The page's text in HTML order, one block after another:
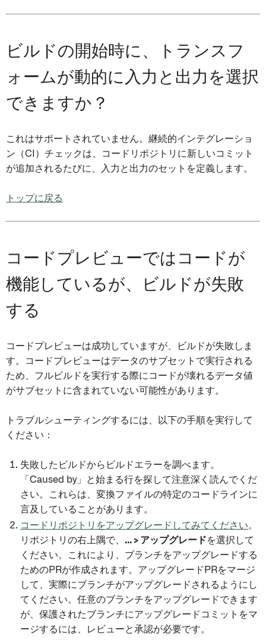
ビルドの開始時に、トランスフ
ォームが動的に入力と出力を選択
できますか？
これはサポートされていません。継続的インテグレーショ
ン（CI）チェックは、コードリポジトリに新しいコミット
が追加されるたびに、入力と出力のセットを定義します。
トップに戻る
コードプレビューではコードが
機能しているが、ビルドが失敗
する
コードプレビューは成功していますが、ビルドが失敗しま
す。コードプレビューはデータのサブセットで実行される
ため、フルビルドを実行する際にコードが壊れるデータ値
がサブセットに含まれていない可能性があります。
トラブルシューティングするには、以下の手順を実行して
ください：
失敗したビルドからビルドエラーを調べます。
「Caused by」と始まる行を探して注意深く読んでくだ
さい。これらは、変換ファイルの特定のコードラインに
言及していることがあります。
コードリポジトリをアップグレードしてみてください。
リポジトリの右上隅で、 ... > アップグレードを選択して
ください。これにより、ブランチをアップグレードする
ためのPRが作成されます。アップグレードPRをマージ
して、実際にブランチがアップグレードされるようにし
てください。任意のブランチをアップグレードできます
が、保護されたブランチにアップグレードコミットをマ
ージするには、レビューと承認が必要です。